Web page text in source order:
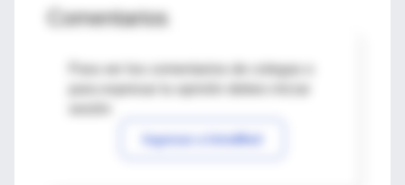
Comentarios
Para ver los comentarios de colegas o
Ingresar a IntraMed